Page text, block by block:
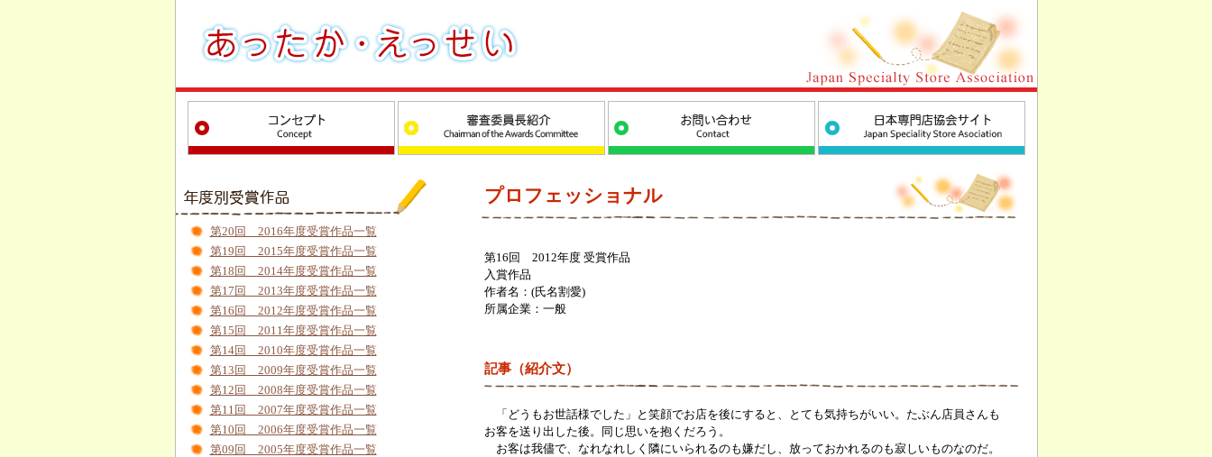
第20回 2016年度受賞作品一覧
第19回 2015年度受賞作品一覧
第18回 2014年度受賞作品一覧
第17回 2013年度受賞作品一覧
第16回 2012年度受賞作品一覧
第15回 2011年度受賞作品一覧
第14回 2010年度受賞作品一覧
第13回 2009年度受賞作品一覧
第12回 2008年度受賞作品一覧
第11回 2007年度受賞作品一覧
第10回 2006年度受賞作品一覧
第09回 2005年度受賞作品一覧
プロフェッショナル
第16回 2012年度 受賞作品
入賞作品
作者名：(氏名割愛)
所属企業：一般
記事（紹介文）
「どうもお世話様でした」と笑顔でお店を後にすると、とても気持ちがいい。たぶん店員さんも
お客を送り出した後。同じ思いを抱くだろう。
お客は我儘で、なれなれしく隣にいられるのも嫌だし、放っておかれるのも寂しいものなのだ。